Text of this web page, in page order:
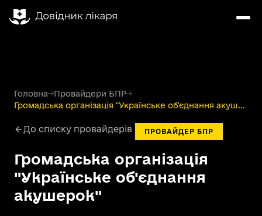
Головна→Провайдери БПР→
Громадська організація "Українське об'єднання акуш...
До списку провайдерів ПРОВАЙДЕР БПР
Громадська організація
"Українське об'єднання
акушерок"